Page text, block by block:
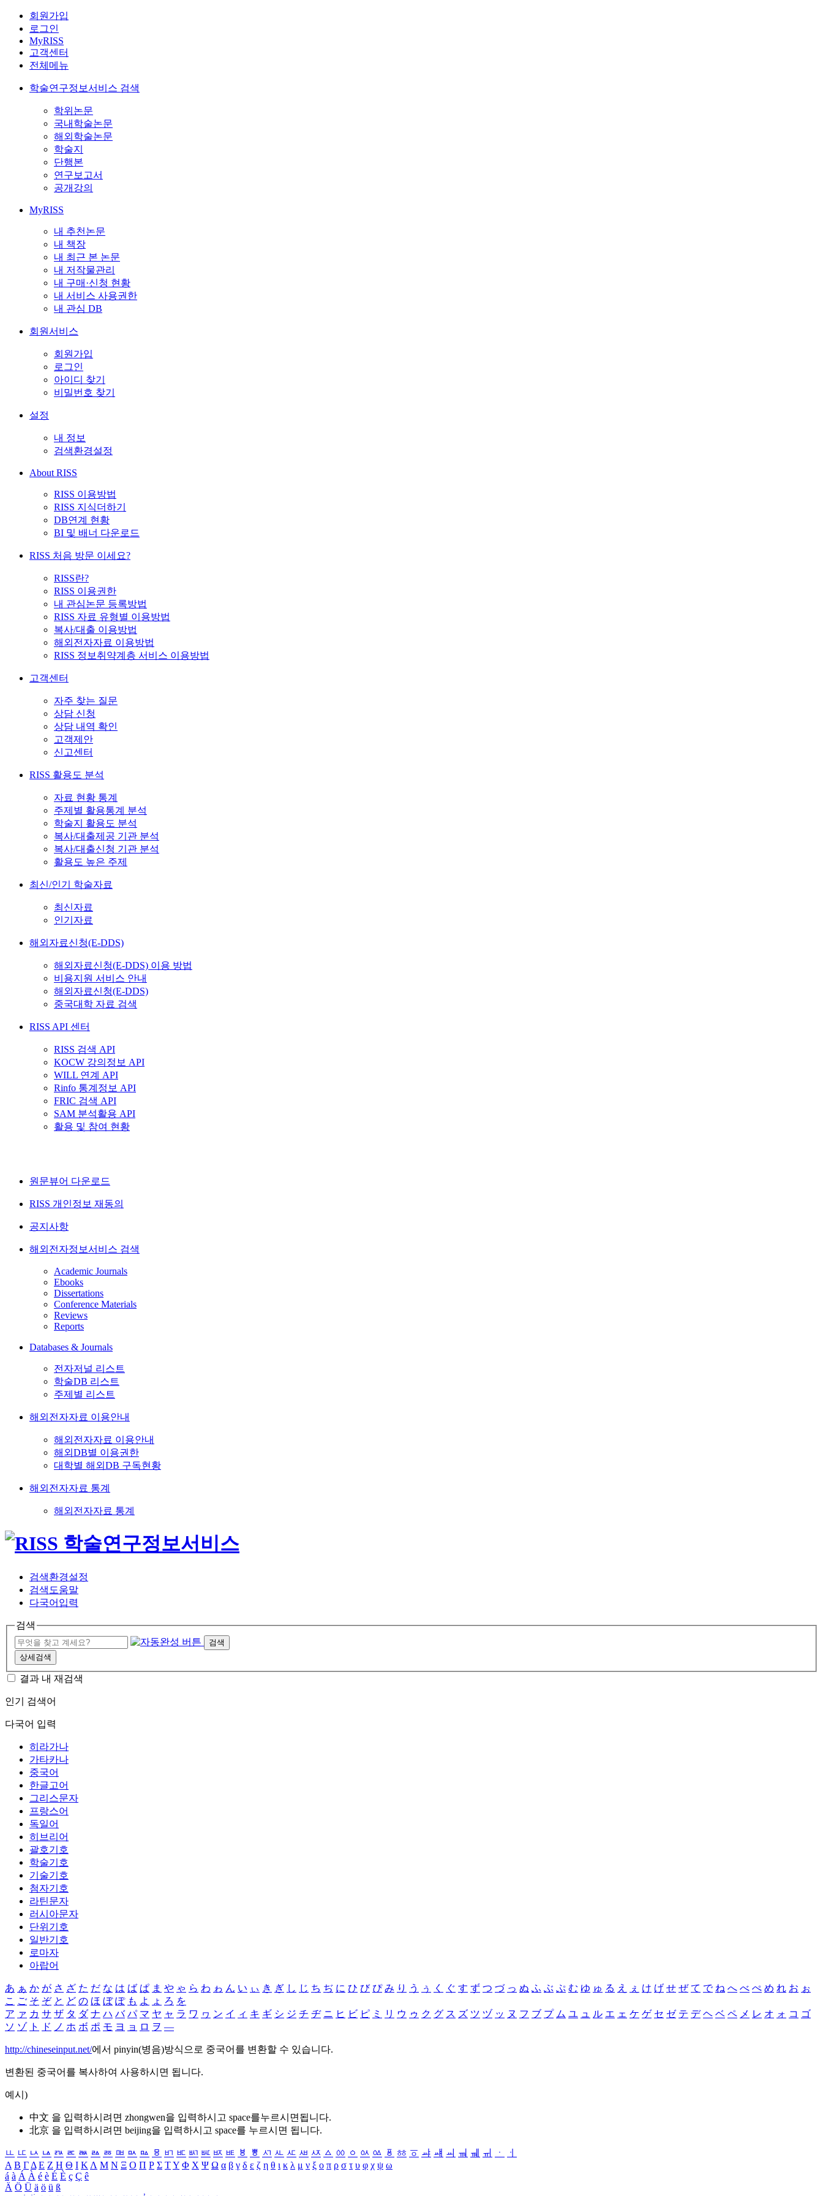
회원가입
로그인
MyRISS
고객센터
전체메뉴
학술연구정보서비스 검색
학위논문
국내학술논문
해외학술논문
학술지
단행본
연구보고서
공개강의
MyRISS
내 추천논문
내 책장
내 최근 본 논문
내 저작물관리
내 구매·신청 현황
내 서비스 사용권한
내 관심 DB
회원서비스
회원가입
로그인
아이디 찾기
비밀번호 찾기
설정
내 정보
검색환경설정
About RISS
RISS 이용방법
RISS 지식더하기
DB연계 현황
BI 및 배너 다운로드
RISS 처음 방문 이세요?
RISS란?
RISS 이용권한
내 관심논문 등록방법
RISS 자료 유형별 이용방법
복사/대출 이용방법
해외전자자료 이용방법
RISS 정보취약계층 서비스 이용방법
고객센터
자주 찾는 질문
상담 신청
상담 내역 확인
고객제안
신고센터
RISS 활용도 분석
자료 현황 통계
주제별 활용통계 분석
학술지 활용도 분석
복사/대출제공 기관 분석
복사/대출신청 기관 분석
활용도 높은 주제
최신/인기 학술자료
최신자료
인기자료
해외자료신청(E-DDS)
해외자료신청(E-DDS) 이용 방법
비용지원 서비스 안내
해외자료신청(E-DDS)
중국대학 자료 검색
RISS API 센터
RISS 검색 API
KOCW 강의정보 API
WILL 연계 API
Rinfo 통계정보 API
FRIC 검색 API
SAM 분석활용 API
활용 및 참여 현황
원문뷰어 다운로드
RISS 개인정보 재동의
공지사항
해외전자정보서비스 검색
Academic Journals
Ebooks
Dissertations
Conference Materials
Reviews
Reports
Databases & Journals
전자저널 리스트
학술DB 리스트
주제별 리스트
해외전자자료 이용안내
해외전자자료 이용안내
해외DB별 이용권한
대학별 해외DB 구독현황
해외전자자료 통계
해외전자자료 통계
검색환경설정
검색도움말
다국어입력
검색
검색
상세검색
결과 내 재검색
인기 검색어
다국어 입력
히라가나
가타카나
중국어
한글고어
그리스문자
프랑스어
독일어
히브리어
괄호기호
학술기호
기술기호
첨자기호
라틴문자
러시아문자
단위기호
일반기호
로마자
아랍어
あ ぁ か が さ ざ た だ な は ば ぱ ま や ゃ ら わ ゎ ん い ぃ き ぎ し じ ち ぢ に ひ び ぴ み り う ぅ く ぐ す ず つ づ っ ぬ ふ ぶ ぷ む ゆ ゅ る え ぇ け げ せ ぜ て で ね へ べ ぺ め れ お ぉ
こ ご そ ぞ と ど の ほ ぼ ぽ も よ ょ ろ を
ア ァ カ サ ザ タ ダ ナ ハ バ パ マ ヤ ャ ラ ワ ヮ ン イ ィ キ ギ シ ジ チ ヂ ニ ヒ ビ ピ ミ リ ウ ゥ ク グ ス ズ ツ ヅ ッ ヌ フ ブ プ ム ユ ュ ル エ ェ ケ ゲ セ ゼ テ デ ヘ ベ ペ メ レ オ ォ コ ゴ
ソ ゾ ト ド ノ ホ ボ ポ モ ヨ ョ ロ ヲ ―
http://chineseinput.net/에서 pinyin(병음)방식으로 중국어를 변환할 수 있습니다.
변환된 중국어를 복사하여 사용하시면 됩니다.
예시)
中文 을 입력하시려면 zhongwen을 입력하시고 space를누르시면됩니다.
北京 을 입력하시려면 beijing을 입력하시고 space를 누르시면 됩니다.
ㅥ ㅦ ㅧ ㅨ ㅩ ㅪ ㅫ ㅬ ㅭ ㅮ ㅯ ㅰ ㅱ ㅲ ㅳ ㅴ ㅵ ㅶ ㅷ ㅸ ㅹ ㅺ ㅻ ㅼ ㅽ ㅾ ㅿ ㆀ ㆁ ㆂ ㆃ ㆄ ㆅ ㆆ ㆇ ㆈ ㆉ ㆊ ㆋ ㆌ ㆍ
ㆎ
Α Β ΓΔ Ε Ζ Η Θ Ι ΚΛ Μ Ν Ξ Ο Π Ρ Σ ΤΥ Φ Χ Ψ Ω α β γ δ ε ζ η θ ι κ λ μ ν ξ ο π ρ σ τ υ φ χ ψ ω
á à Á À é è É È ç Ç ê
Ä Ö Ü ä ö ü ß